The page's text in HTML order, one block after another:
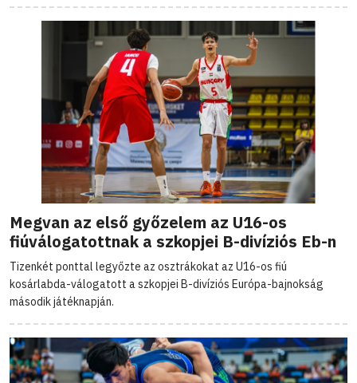
Megvan az első győzelem az U16-os
fiúválogatottnak a szkopjei B-divíziós Eb-n
Tizenkét ponttal legyőzte az osztrákokat az U16-os fiú
kosárlabda-válogatott a szkopjei B-divíziós Európa-bajnokság
második játéknapján.